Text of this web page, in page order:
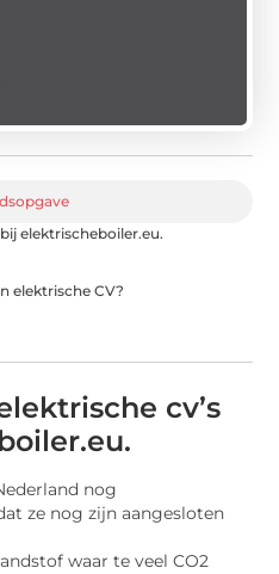
elektrischeboiler.eu.
elektrische CV?
cv’s
nog
ze nog zijn aangesloten
waar te veel CO2